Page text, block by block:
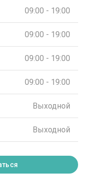
09:00 - 19:00
09:00 - 19:00
09:00 - 19:00
09:00 - 19:00
Выходной
Выходной